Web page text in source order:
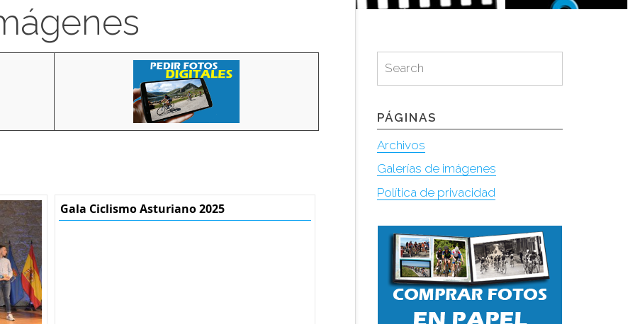
Gala Ciclismo Asturiano 2025
for:
Search
PÁGINAS
Archivos
Galerías de imágenes
Política de privacidad